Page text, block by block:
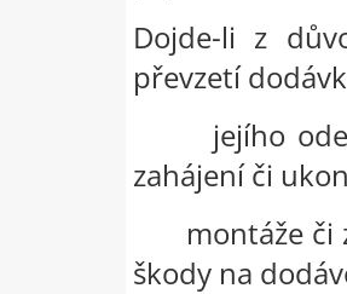
Dojde-li z
převzetí
jejího
zahájení či
montáže či
škody na